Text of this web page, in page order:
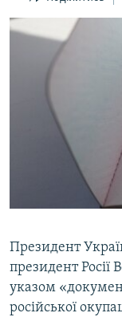
до
пошуку
ІНТЕРВ'Ю
ВСЕ ЗА ДЕНЬ
ДЕПОРТАЦІЯ
ВІДЕОУРОКИ
СВІДЧЕННЯ ОКУПАЦІЇ
УКРАЇНСЬКА
ЯК ОБІЙТИ
Усі сайти RFE/
Президент
президент
указом
російської